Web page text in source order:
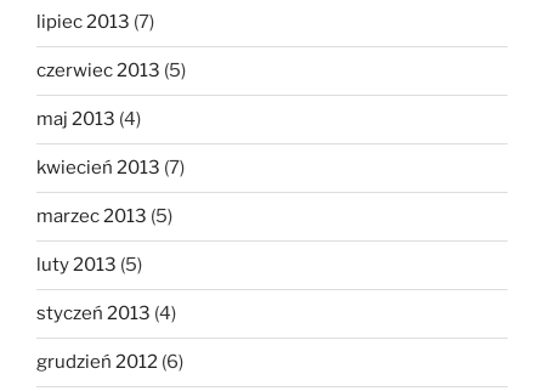
lipiec 2013 (7)
czerwiec 2013 (5)
maj 2013 (4)
kwiecień 2013 (7)
marzec 2013 (5)
luty 2013 (5)
styczeń 2013 (4)
grudzień 2012 (6)